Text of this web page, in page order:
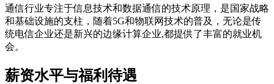
通信行业专注于信息技术和数据通信的技术原理，是国家战略
和基础设施的支柱，随着5G和物联网技术的普及，无论是传
统电信企业还是新兴的边缘计算企业,都提供了丰富的就业机
会。
薪资水平与福利待遇